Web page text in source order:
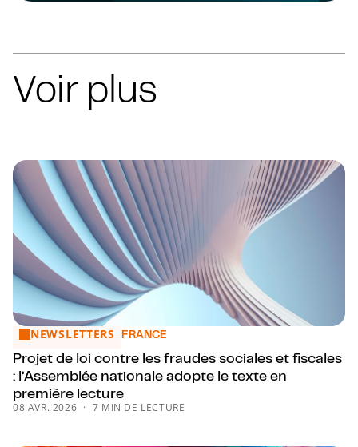
Voir plus
Projet de loi contre les fraudes sociales et fiscales :
NEWSLETTERS FRANCE
Projet de loi contre les fraudes sociales et fiscales
: l’Assemblée nationale adopte le texte en
première lecture
08 AVR. 2026 7 MIN DE LECTURE